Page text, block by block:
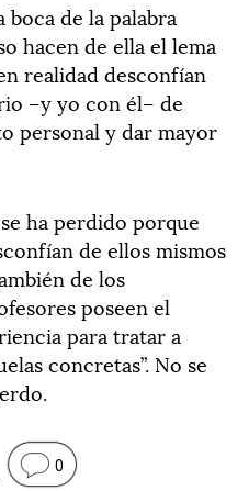
de la palabra
hacen de ella el lema
realidad desconfían
–y yo con él– de
personal y dar mayor
ha perdido porque
de ellos mismos
de los
poseen el
para tratar a
concretas”. No se
0